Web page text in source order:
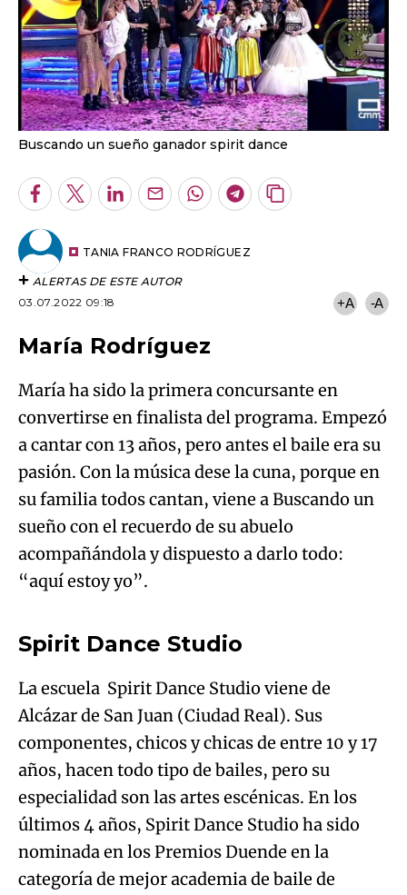
Buscando un sueño ganador spirit dance
Facebook
TwitterLinkedInEnviar
por
Email
WhatsappTelegram
Copiar
URL
del
ALERTAS DE ESTE AUTOR
03.07.2022 09:18
María Rodríguez
María ha sido la primera concursante en
a cantar con 13 años, pero antes el baile era su
pasión. Con la música dese la cuna, porque en
su familia todos cantan, viene a Buscando un
sueño con el recuerdo de su abuelo
acompañándola y dispuesto a darlo todo:
“aquí estoy yo”.Algo salió mal.
An error occurred, please try again later.
Spirit Dance Studio
La escuela Spirit Dance Studio viene de
componentes, chicos y chicas de entre 10 y 17
años, hacen todo tipo de bailes, pero su
especialidad son las artes escénicas. En los
últimos 4 años, Spirit Dance Studio ha sido
nominada en los Premios Duende en la
categoría de mejor academia de baile de
España.
Algo salió mal.
An error occurred, please try again later.
Alba García